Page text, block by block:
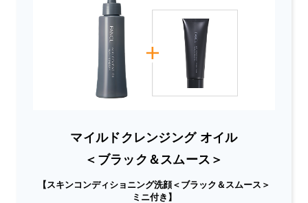
マイルドクレンジング オイル
＜ブラック＆スムース＞
【スキンコンディショニング洗顔＜ブラック＆スムース＞
ミニ付き】